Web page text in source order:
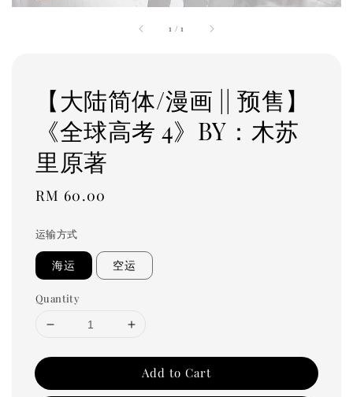
1 /1
【大陆简体/漫画 || 预售】
《全球高考 4》BY：木苏
里原著
Regular
RM 60.00
运输方式
海运 空运
Quantity
Add to Cart